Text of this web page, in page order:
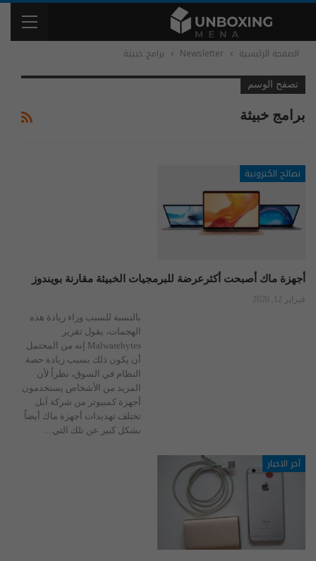
الصفحة الرئيسية Newsletter برامج خبيثة
تصفح الوسم
برامج خبيثة
نصائح الكترونية
أجهزة ماك أصبحت أكثرعرضة للبرمجيات الخبيثة مقارنة بويندوز
فبراير 12, 2020
بالنسبة للسبب وراء زيادة هذه
الهجمات، يقول تقرير
Malwarebytes إنه من المحتمل
أن يكون ذلك بسبب زيادة حصة
النظام في السوق، نظراً لأن
المزيد من الأشخاص يستخدمون
أجهزة كمبيوتر من شركة آبل.
تختلف تهديدات أجهزة ماك أيضاً
بشكل كبير عن تلك التي…
آخر الاخبار